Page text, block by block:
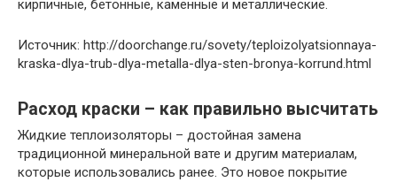
кирпичные, бетонные, каменные и металлические.
Источник: http://doorchange.ru/sovety/teploizolyatsionnaya-
kraska-dlya-trub-dlya-metalla-dlya-sten-bronya-korrund.html
Расход краски – как правильно высчитать
Жидкие теплоизоляторы – достойная замена
традиционной минеральной вате и другим материалам,
которые использовались ранее. Это новое покрытие